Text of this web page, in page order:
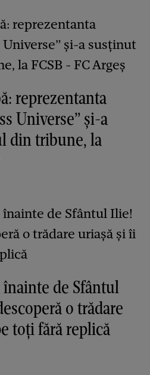
reprezentanta
Universe” și-a
din tribune, la
de Sfântul
o trădare
toți fără replică